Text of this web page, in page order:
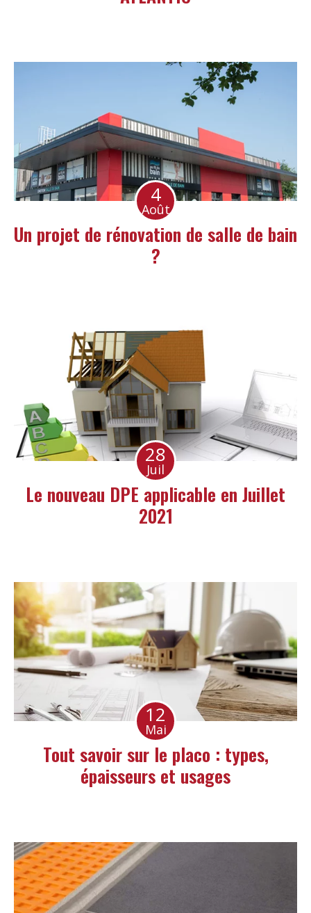
4
Août
Un projet de rénovation de salle de bain
?
28
Juil
Le nouveau DPE applicable en Juillet
2021
12
Mai
Tout savoir sur le placo : types,
épaisseurs et usages